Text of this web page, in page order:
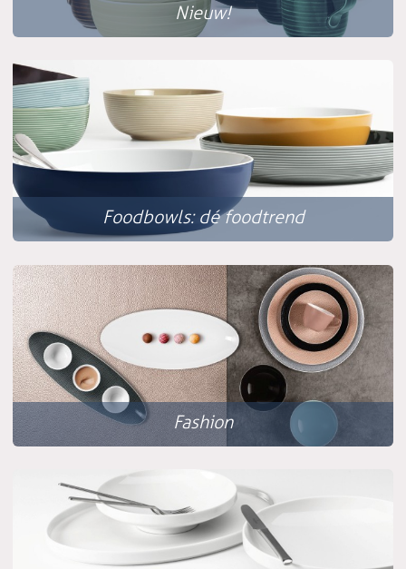
Nieuw!
Foodbowls: dé foodtrend
Fashion